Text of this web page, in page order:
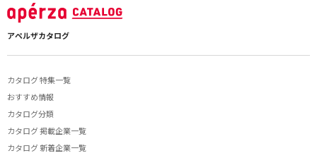
アペルザカタログ
カタログ 特集一覧
おすすめ情報
カタログ分類
カタログ 掲載企業一覧
カタログ 新着企業一覧